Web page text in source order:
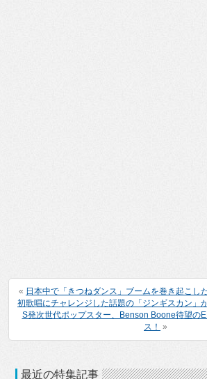
« 日本中で「きつねダンス」ブームを巻き起こし
初歌唱にチャレンジした話題の「ジンギスカン」
S発次世代ポップスター、Benson Boone待望の
ス！ »
最近の特集記事